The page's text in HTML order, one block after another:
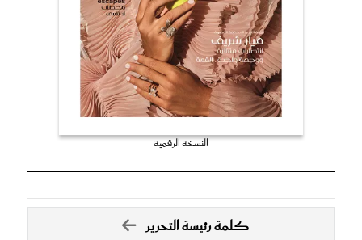
النسخة الرقمية
كلمة رئيسة التحرير